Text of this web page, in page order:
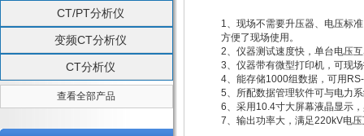
CT/PT分析仪
变频CT分析仪
CT分析仪
查看全部产品
1、现场不需要升压器、电压标
方便了现场使用。
2、仪器测试速度快，单台电压
3、仪器带有微型打印机，可现
4、能存储1000组数据，可用
5、所配数据管理软件可与电力
6、采用10.4寸大屏幕液晶显示
7、输出功率大，满足220kV电